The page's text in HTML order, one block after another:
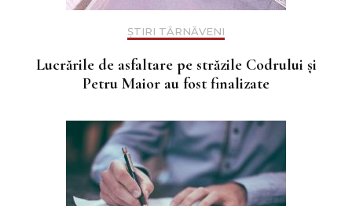
ȘTIRI TÂRNĂVENI
Lucrările de asfaltare pe străzile Codrului și
Petru Maior au fost finalizate